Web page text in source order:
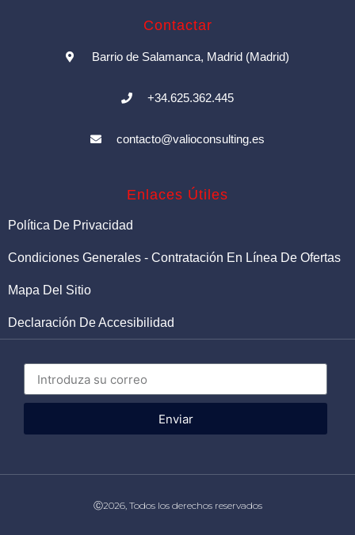
Contactar
Barrio de Salamanca, Madrid (Madrid)
+34.625.362.445
contacto@valioconsulting.es
Enlaces Útiles
Política De Privacidad
Condiciones Generales - Contratación En Línea De Ofertas
Mapa Del Sitio
Declaración De Accesibilidad
Enviar
Ⓒ2026, Todos los derechos reservados